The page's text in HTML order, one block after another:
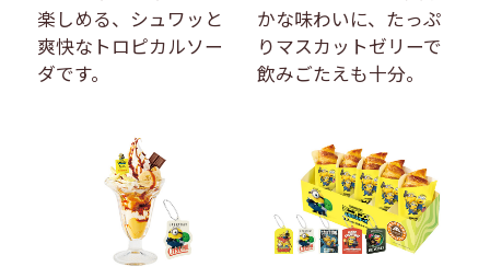
楽しめる、シュワッと
爽快なトロピカルソー
ダです。
かな味わいに、たっぷ
りマスカットゼリーで
飲みごたえも十分。